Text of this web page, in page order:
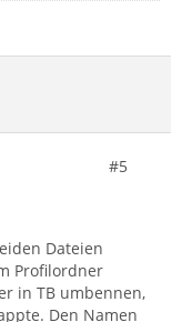
#5
Dateien
Profilordner
in TB umbennen,
Den Namen